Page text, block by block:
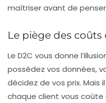
maîtriser avant de
Le piège des coûts
Le D2C vous donne
possédez vos données,
décidez de vos prix. Mais
chaque client vous coûte